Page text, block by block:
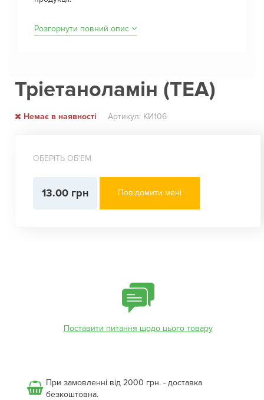
Розгорнути повний опис
Тріетаноламін (ТЕА)
Немає в наявності Артикул: КИ106
ОБЕРІТЬ ОБʼЕМ
13.00 грн Повідомити мені
Поставити питання щодо цього товару
При замовленні від 2000 грн. - доставка
безкоштовна.